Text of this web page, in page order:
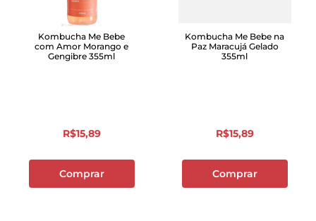
Kombucha Me Bebe
com Amor Morango e
Gengibre 355ml
R$15,89
Comprar
Kombucha Me Bebe na
Paz Maracujá Gelado
355ml
R$15,89
Comprar